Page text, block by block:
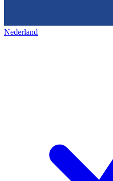
Nederland